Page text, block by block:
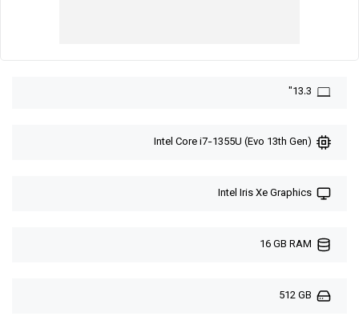
Intel Core i7-1355U (Evo 13th Gen)
Intel Iris Xe Graphics
16 GB RAM
512 GB